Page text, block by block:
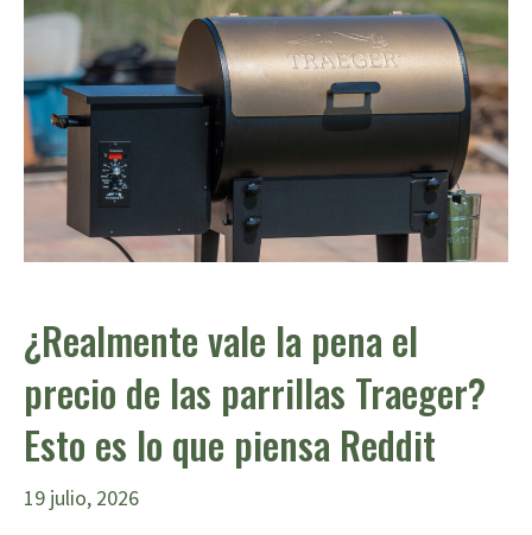
¿Realmente vale la pena el
precio de las parrillas Traeger?
Esto es lo que piensa Reddit
19 julio, 2026